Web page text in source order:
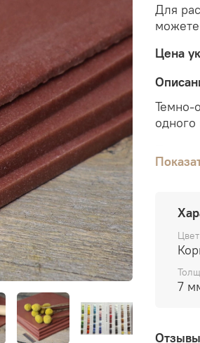
Для
можете
Цена
Темно-
харди
сетка
Цвет
7
Отзывы